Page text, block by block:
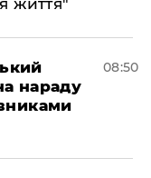
життя"
нараду
08:50